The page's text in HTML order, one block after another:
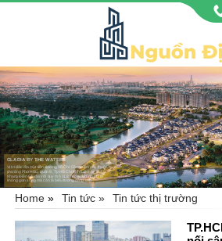
GLADIA BY THE WATERS
Vị trí đắc địa mặt tiền đường Võ Chí Công sầm uất, thuộc
phường Phú Hữu, quận 9, Tp Hồ Chí Minh. Dự án nhà
Khang Điền Gladia với quy mô 11,8 hecta, không chỉ là
không gian sống mà còn là biểu tượng đẳng cấp,
Home» Tin tức » Tin tức thị trường